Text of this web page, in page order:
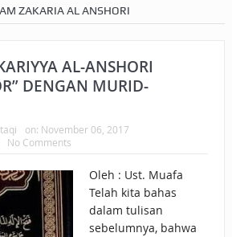
MIMPI
APAKAH ULAMA
SALEH PERLU
MIMPI YANG
DIABAIKAN
ZAKARIA AL ANSHORI
AL-ANSHORI
DENGAN MURID-
on: November 06, 2017
No Comments
Oleh : Ust. Muafa
Telah kita bahas
dalam tulisan
sebelumnya, bahwa